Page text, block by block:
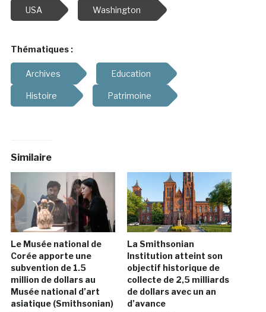
USA Washington
Thématiques :
Archives Education
Histoire Patrimoine
Similaire
Le Musée national de
Corée apporte une
subvention de 1.5
million de dollars au
Musée national d’art
asiatique (Smithsonian)
La Smithsonian
Institution atteint son
objectif historique de
collecte de 2,5 milliards
de dollars avec un an
d’avance